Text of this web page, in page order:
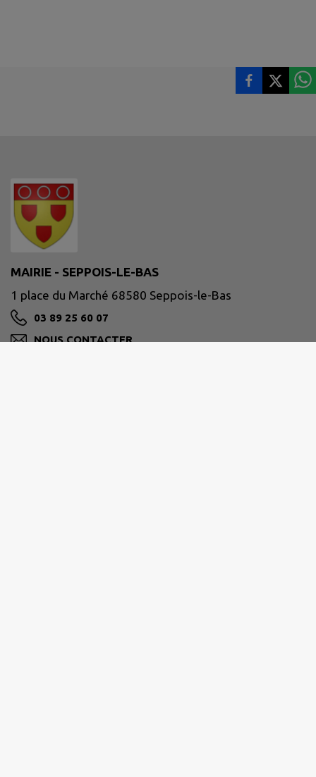
MAIRIE - SEPPOIS-LE-BAS
1 place du Marché 68580 Seppois-le-Bas
03 89 25 60 07
NOUS CONTACTER